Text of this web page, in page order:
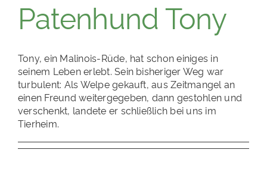
Patenhund Tony
Tony, ein Malinois-Rüde, hat schon einiges in
seinem Leben erlebt. Sein bisheriger Weg war
turbulent: Als Welpe gekauft, aus Zeitmangel an
einen Freund weitergegeben, dann gestohlen und
verschenkt, landete er schließlich bei uns im
Tierheim.